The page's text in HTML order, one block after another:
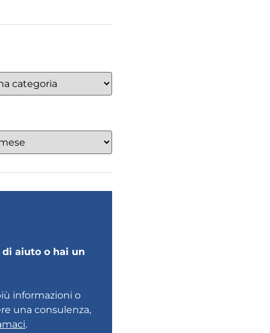
aiuto o hai un
informazioni o
una consulenza,
.